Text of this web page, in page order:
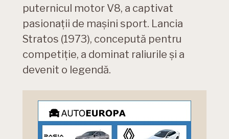
puternicul motor V8, a captivat
pasionații de mașini sport. Lancia
Stratos (1973), concepută pentru
competiție, a dominat raliurile și a
devenit o legendă.